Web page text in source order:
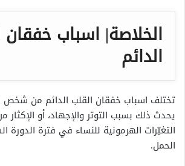
الخلاصة| اسباب خفقان
الدائم
تختلف اسباب خفقان القلب الدائم من شخص
يحدث ذلك بسبب التوتر والإجهاد، أو الإكثار
التغيّرات الهرمونية للنساء في فترة الدورة
الحمل.